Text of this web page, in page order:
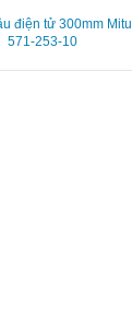
điện tử 300mm
571-253-10